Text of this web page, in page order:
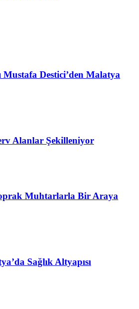
Mustafa Destici’den Malatya
Alanlar Şekilleniyor
Muhtarlarla Bir Araya
Sağlık Altyapısı